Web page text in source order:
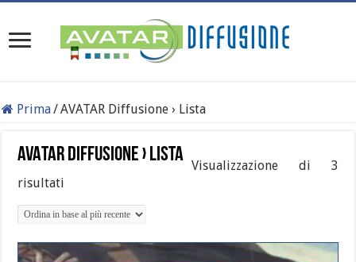
Prima/AVATAR Diffusione › Lista
AVATAR Diffusione › Lista Visualizzazione di 3
risultati
base
più